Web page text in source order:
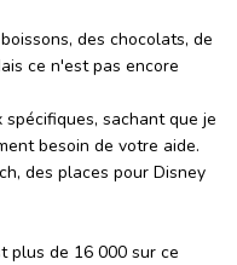
des chocolats, de
ce n'est pas encore
sachant que je
besoin de votre aide.
des places pour Disney
plus de 16 000 sur ce